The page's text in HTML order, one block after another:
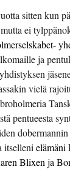
sitten kun
ei
ja
vielä
pentueesta
itselleni
Blixen ja